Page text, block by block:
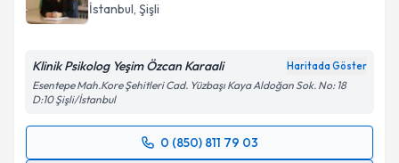
E-posta Adresiniz
Metni'ni okudum ve kişisel verilerimin belirtilen
kapsamda işlenmesini kabul ediyorum.
İstanbul, Şişli
Klinik Psikolog Yeşim Özcan Karaali Haritada Göster
Esentepe Mah.Kore Şehitleri Cad. Yüzbaşı Kaya Aldoğan Sok. No: 18
D:10 Şişli/İstanbul
0 (850) 811 79 03
Randevu Takvimi Talebi